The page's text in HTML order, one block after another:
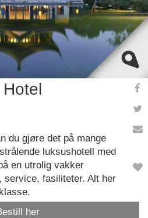
du gjøre det på mange
luksushotell med
en utrolig vakker
service, fasiliteter. Alt her
her